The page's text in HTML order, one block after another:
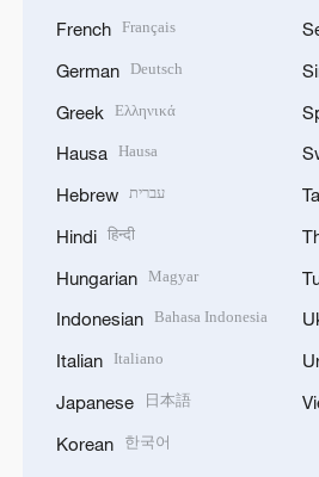
French Français
German Deutsch
Greek Ελληνικά
Hausa Hausa
Hebrew עברית
Hindi हिन्दी
Hungarian Magyar
Indonesian Bahasa Indonesia
Italian Italiano
Japanese 日本語
Korean 한국어